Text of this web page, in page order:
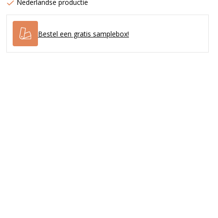
Nederlandse productie
Bestel een gratis samplebox!